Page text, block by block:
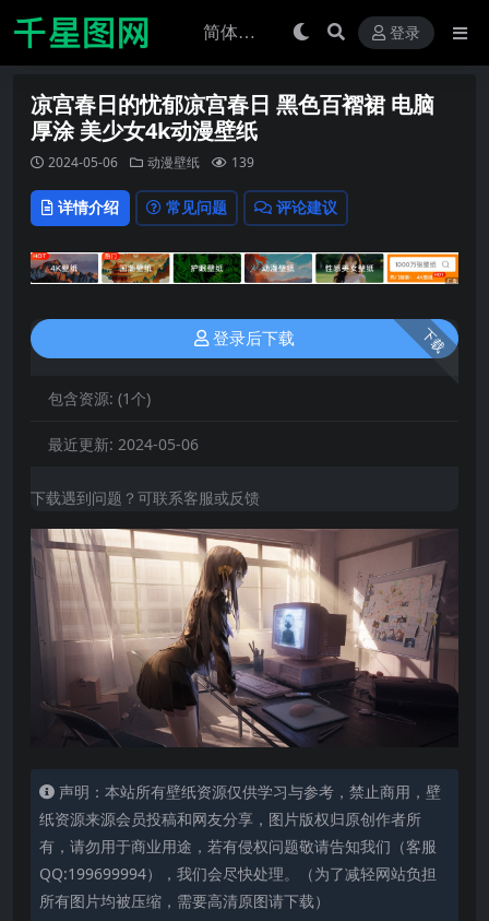
登录
凉宫春日的忧郁凉宫春日 黑色百褶裙 电脑
厚涂 美少女4k动漫壁纸
2024-05-06 动漫壁纸 139
详情介绍 常见问题 评论建议
下载
登录后下载
包含资源: (1个)
最近更新: 2024-05-06
下载遇到问题？可联系客服或反馈
声明：本站所有壁纸资源仅供学习与参考，禁止商用，壁
纸资源来源会员投稿和网友分享，图片版权归原创作者所
有，请勿用于商业用途，若有侵权问题敬请告知我们（客服
QQ:199699994），我们会尽快处理。（为了减轻网站负担
所有图片均被压缩，需要高清原图请下载）